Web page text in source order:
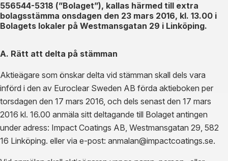
556544-5318 (”Bolaget”), kallas härmed till extra
bolagsstämma onsdagen den 23 mars 2016, kl. 13.00 i
Bolagets lokaler på Westmansgatan 29 i Linköping.
A. Rätt att delta på stämman
Aktieägare som önskar delta vid stämman skall dels vara
införd i den av Euroclear Sweden AB förda aktieboken per
torsdagen den 17 mars 2016, och dels senast den 17 mars
2016 kl. 16.00 anmäla sitt deltagande till Bolaget antingen
under adress: Impact Coatings AB, Westmansgatan 29, 582
16 Linköping. eller via e-post: anmalan@impactcoatings.se.